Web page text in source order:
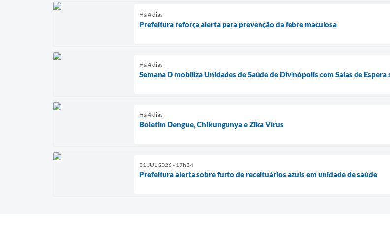
Há 4 dias
Prefeitura reforça alerta para prevenção da febre maculosa
Há 4 dias
Semana D mobiliza Unidades de Saúde de Divinópolis com Salas de
Há 4 dias
Boletim Dengue, Chikungunya e Zika Vírus
31 JUL 2026 - 17h34
Prefeitura alerta sobre furto de receituários azuis em unidade de saúde